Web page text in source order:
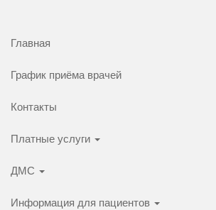
Главная
График приёма врачей
Контакты
Платные услуги
ДМС
Информация для пациентов